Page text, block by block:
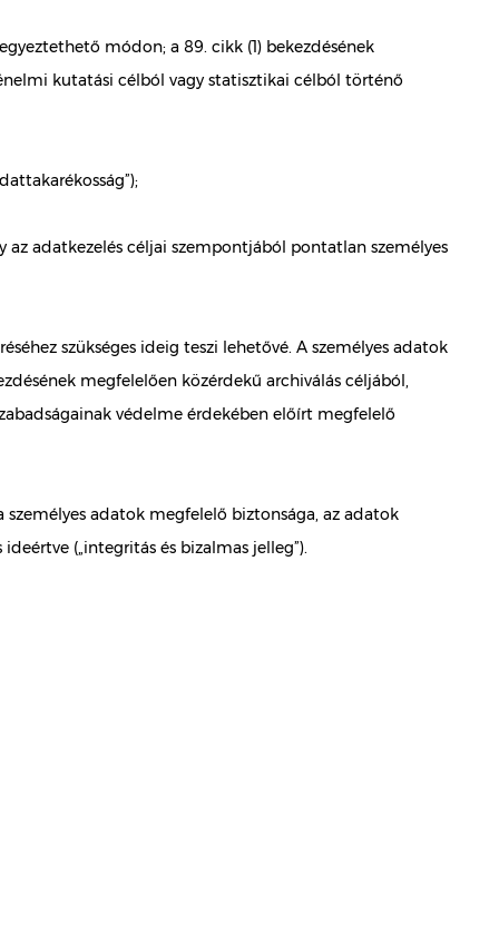
módon; a 89. cikk (1) bekezdésének
kutatási célból vagy statisztikai célból történő
adatkezelés céljai szempontjából pontatlan személyes
szükséges ideig teszi lehetővé. A személyes adatok
megfelelően közérdekű archiválás céljából,
védelme érdekében előírt megfelelő
adatok megfelelő biztonsága, az adatok
(„integritás és bizalmas jelleg”).